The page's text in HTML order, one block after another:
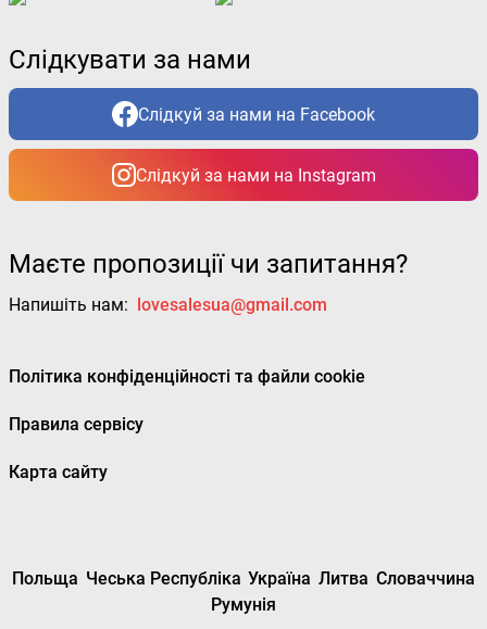
Слідкувати за нами
Слідкуй за нами на Facebook
Слідкуй за нами на Instagram
Маєте пропозиції чи запитання?
Напишіть нам: lovesalesua@gmail.com
Політика конфіденційності та файли cookie
Правила сервісу
Карта сайту
Польща Чеська Республіка Україна Литва Словаччина
Румунія